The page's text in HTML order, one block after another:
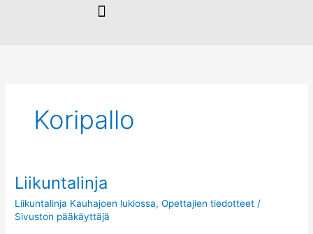
Koripallo
Liikuntalinja
Liikuntalinja Kauhajoen lukiossa,Opettajien tiedotteet /
Sivuston pääkäyttäjä
Liikuntalinja